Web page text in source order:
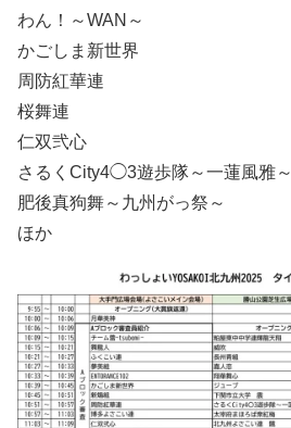
わん！～WAN～
かごしま新世界
周防紅華連
桜舞連
仁双弐心
さるくCity4◯3遊歩隊～一蓮風雅～
肥後真狗舞～九州がっ祭～
ほか